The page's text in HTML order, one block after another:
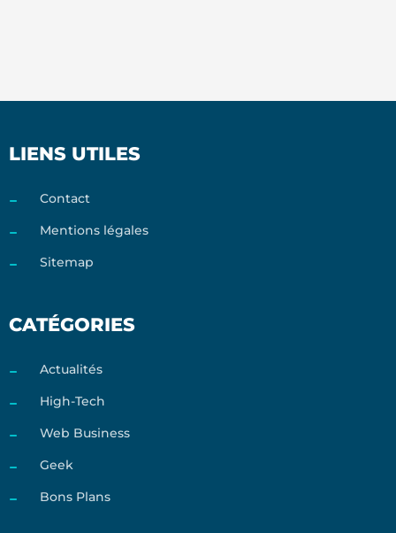
LIENS UTILES
Contact
Mentions légales
Sitemap
CATÉGORIES
Actualités
High-Tech
Web Business
Geek
Bons Plans